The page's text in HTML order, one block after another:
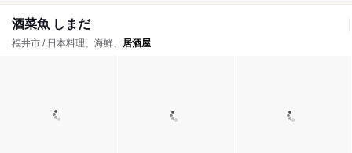
酒菜魚 しまだ
福井市 / 日本料理、海鮮、 居酒屋